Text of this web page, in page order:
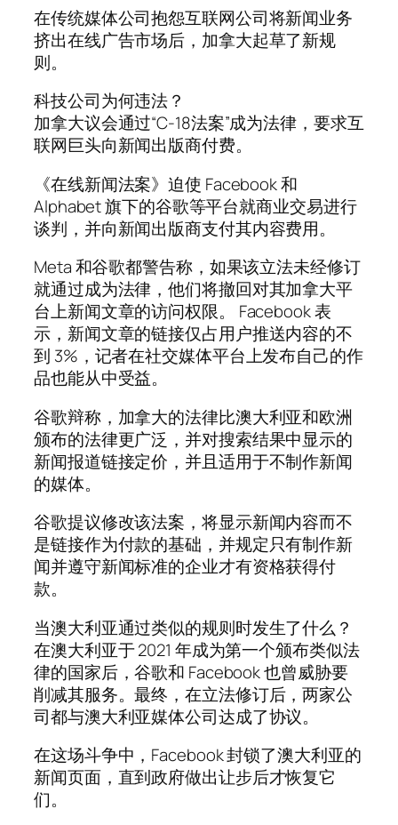
在传统媒体公司抱怨互联网公司将新闻业务
挤出在线广告市场后，加拿大起草了新规
则。
科技公司为何违法？
加拿大议会通过“C-18法案”成为法律，要求互
联网巨头向新闻出版商付费。
《在线新闻法案》迫使 Facebook 和
Alphabet 旗下的谷歌等平台就商业交易进行
谈判，并向新闻出版商支付其内容费用。
Meta 和谷歌都警告称，如果该立法未经修订
就通过成为法律，他们将撤回对其加拿大平
台上新闻文章的访问权限。 Facebook 表
示，新闻文章的链接仅占用户推送内容的不
到 3%，记者在社交媒体平台上发布自己的作
品也能从中受益。
谷歌辩称，加拿大的法律比澳大利亚和欧洲
颁布的法律更广泛，并对搜索结果中显示的
新闻报道链接定价，并且适用于不制作新闻
的媒体。
谷歌提议修改该法案，将显示新闻内容而不
是链接作为付款的基础，并规定只有制作新
闻并遵守新闻标准的企业才有资格获得付
款。
当澳大利亚通过类似的规则时发生了什么？
在澳大利亚于 2021 年成为第一个颁布类似法
律的国家后，谷歌和 Facebook 也曾威胁要
削减其服务。最终，在立法修订后，两家公
司都与澳大利亚媒体公司达成了协议。
在这场斗争中，Facebook 封锁了澳大利亚的
新闻页面，直到政府做出让步后才恢复它
们。